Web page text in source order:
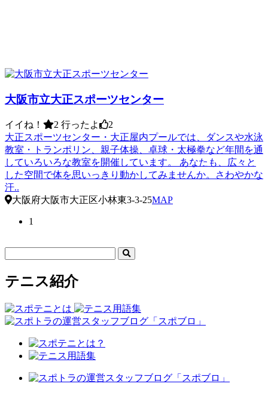
大阪市立大正スポーツセンター
イイね！ 2 行ったよ
2
大正スポーツセンター・大正屋内プールでは、ダンスや水泳
教室・トランポリン、親子体操、卓球・太極拳など年間を通
していろいろな教室を開催しています。 あなたも、広々と
した空間で体を思いっきり動かしてみませんか。さわやかな
汗..
大阪府大阪市大正区小林東3-3-25MAP
1
テニス紹介